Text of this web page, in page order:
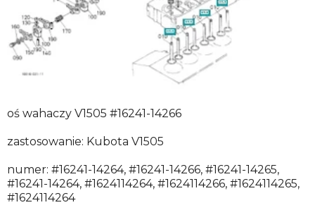
oś wahaczy V1505 #16241-14266
zastosowanie: Kubota V1505
numer: #16241-14264, #16241-14266, #16241-14265,
#16241-14264, #1624114264, #1624114266, #1624114265,
#1624114264